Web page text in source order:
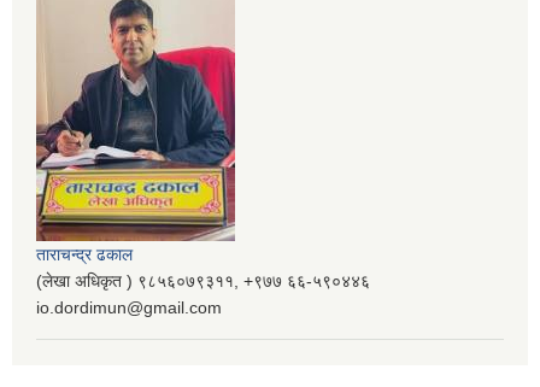
ताराचन्द्र ढकाल
(लेखा अधिकृत ) ९८५६०७९३११, ‌‍‍+९७७ ६६-५९०४४६
io.dordimun@gmail.com